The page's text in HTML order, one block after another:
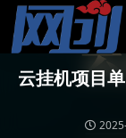
云挂机项目